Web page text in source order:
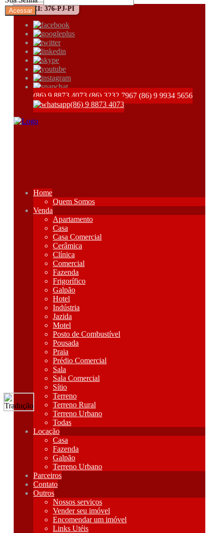
CRECI: 376-PJ-PI
(86) 9 8873 4073 (86) 3232 7967 (86) 9 9934 5656
(86) 9 8873 4073
Home
Quem Somos
Venda
Apartamento
Casa
Casa Comercial
Cerâmica
Clínica
Comercial
Fazenda
Frigorífico
Galpão
Hotel
Indústria
Jazida
Motel
Posto de Combustível
Pousada
Praia
Prédio Comercial
Sala
Sala Comercial
Sítio
Terreno
Terreno Rural
Terreno Urbano
Todas
Locação
Casa
Fazenda
Galpão
Terreno Urbano
Parceiros
Contato
Outros
Nossos serviços
Vender seu imóvel
Encomendar um imóvel
Links Utéis